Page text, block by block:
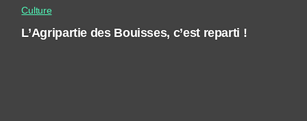
Culture
L’Agripartie des Bouisses, c’est reparti !